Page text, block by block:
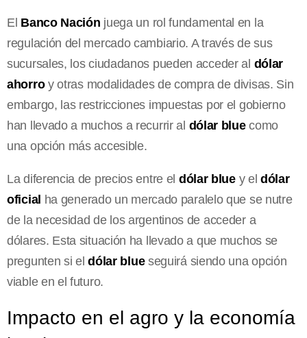
El Banco Nación juega un rol fundamental en la
regulación del mercado cambiario. A través de sus
sucursales, los ciudadanos pueden acceder al dólar
ahorroy otras modalidades de compra de divisas. Sin
embargo, las restricciones impuestas por el gobierno
han llevado a muchos a recurrir al dólar bluecomo
una opción más accesible.
La diferencia de precios entre el dólar bluey eldólar
oficial ha generado un mercado paralelo que se nutre
de la necesidad de los argentinos de acceder a
dólares. Esta situación ha llevado a que muchos se
pregunten si eldólar blueseguirá siendo una opción
viable en el futuro.
Impacto en el agro y la economía